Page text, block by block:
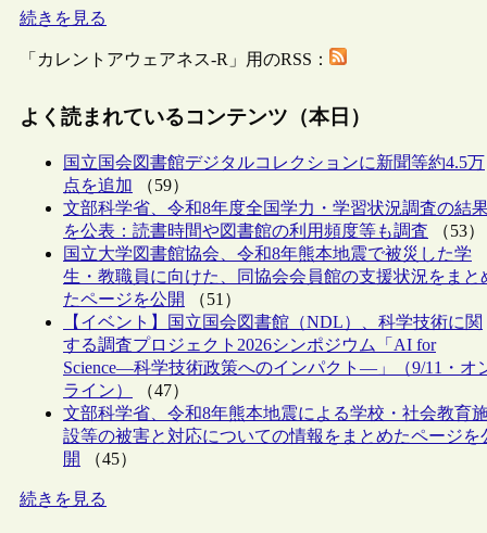
続きを見る
「カレントアウェアネス-R」用のRSS：
よく読まれているコンテンツ（本日）
国立国会図書館デジタルコレクションに新聞等約4.5万
点を追加 （59）
文部科学省、令和8年度全国学力・学習状況調査の結
を公表：読書時間や図書館の利用頻度等も調査 （53）
国立大学図書館協会、令和8年熊本地震で被災した学
生・教職員に向けた、同協会会員館の支援状況をまと
たページを公開
（51）
【イベント】国立国会図書館（NDL）、科学技術に関
する調査プロジェクト2026シンポジウム「AI for
Science―科学技術政策へのインパクト―」（9/11・オ
ライン）
（47）
文部科学省、令和8年熊本地震による学校・社会教育
設等の被害と対応についての情報をまとめたページを
開
（45）
続きを見る